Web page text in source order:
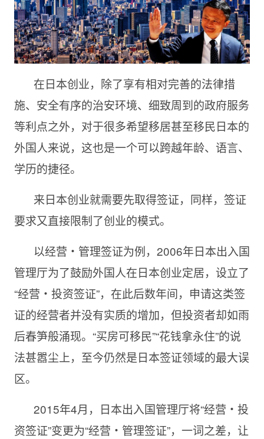
在日本创业，除了享有相对完善的法律措
施、安全有序的治安环境、细致周到的政府服务
等利点之外，对于很多希望移居甚至移民日本的
外国人来说，这也是一个可以跨越年龄、语言、
学历的捷径。
来日本创业就需要先取得签证，同样，签证
要求又直接限制了创业的模式。
以经营・管理签证为例，2006年日本出入国
管理厅为了鼓励外国人在日本创业定居，设立了
“经营・投资签证”，在此后数年间，申请这类签
证的经营者并没有实质的增加，但投资者却如雨
后春笋般涌现。“买房可移民”“花钱拿永住”的说
法甚嚣尘上，至今仍然是日本签证领域的最大误
区。
2015年4月，日本出入国管理厅将“经营・投
资签证”变更为“经营・管理签证”，一词之差，让